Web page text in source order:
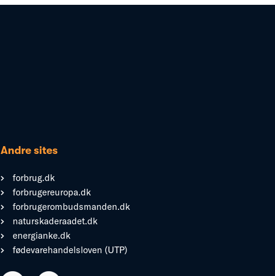
Andre sites
forbrug.dk
forbrugereuropa.dk
forbrugerombudsmanden.dk
naturskaderaadet.dk
energianke.dk
fødevarehandelsloven (UTP)